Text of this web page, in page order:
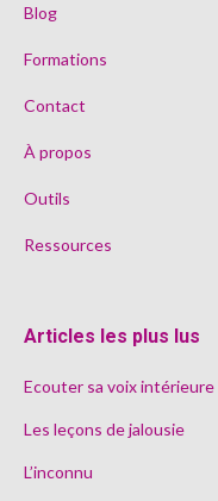
Blog
Formations
Contact
À propos
Outils
Ressources
Articles les plus lus
Ecouter sa voix intérieure
Les leçons de jalousie
L’inconnu